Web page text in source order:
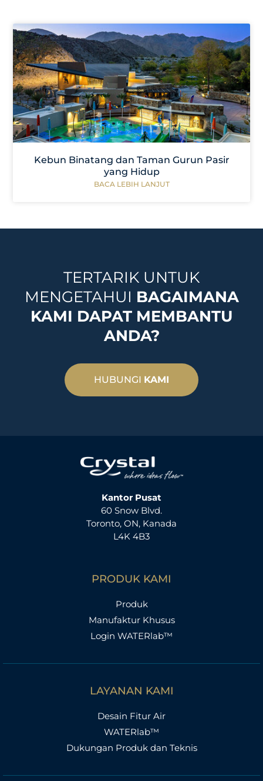
Kebun Binatang dan Taman Gurun Pasir
yang Hidup
BACA LEBIH LANJUT
TERTARIK UNTUK
MENGETAHUI BAGAIMANA
KAMI DAPAT MEMBANTU
ANDA?
HUBUNGI KAMI
Kantor Pusat
60 Snow Blvd.
Toronto, ON, Kanada
L4K 4B3
PRODUK KAMI
Produk
Manufaktur Khusus
Login WATERlab™
LAYANAN KAMI
Desain Fitur Air
WATERlab™
Dukungan Produk dan Teknis